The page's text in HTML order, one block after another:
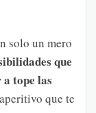
solo un mero
que
tope las
que te